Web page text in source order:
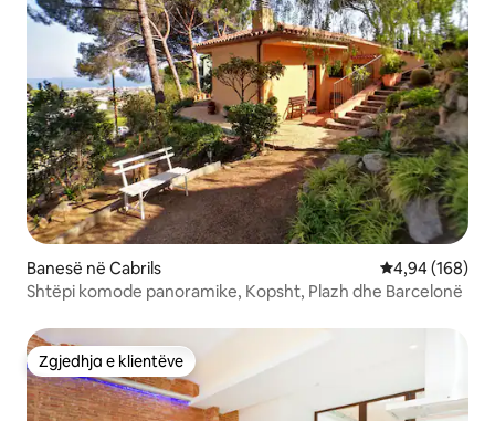
Banesë në Cabrils Vlerësimi
4,94 (168)
Shtëpi komode panoramike, Kopsht, Plazh dhe Barcelonë
Zgjedhja e klientëve
Zgjedhja e klientëve